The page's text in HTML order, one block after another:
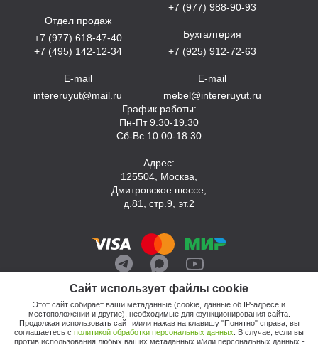
Сайт использует файлы cookie
Этот сайт собирает ваши метаданные (cookie, данные об IP-адресе и
местоположении и другие), необходимые для функционирования сайта.
Продолжая использовать сайт и/или нажав на клавишу "Понятно" справа, вы
соглашаетесь с политикой обработки персональных данных . В случае, если вы
против использования любых ваших метаданных и/или персональных данных -
Отдел продаж
+7 (977) 618-47-40
+7 (495) 142-12-34
E-mail
intereruyut@mail.ru
+7 (977) 988-90-93
Бухгалтерия
+7 (925) 912-72-63
E-mail
mebel@intereruyut.ru
График работы:
Пн-Пт 9.30-19.30
Сб-Вс 10.00-18.30
Адрес:
125504, Москва,
Дмитровское шоссе,
д.81, стр.9, эт.2